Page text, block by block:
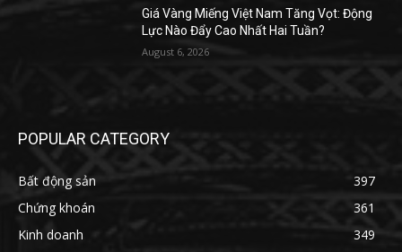
Giá Vàng Miếng Việt Nam Tăng Vọt: Động
Lực Nào Đẩy Cao Nhất Hai Tuần?
August 6, 2026
POPULAR CATEGORY
Bất động sản
397
Chứng khoán
361
Kinh doanh
349